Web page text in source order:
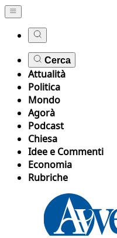
Cerca
Attualità
Politica
Mondo
Agorà
Podcast
Chiesa
Idee e Commenti
Economia
Rubriche